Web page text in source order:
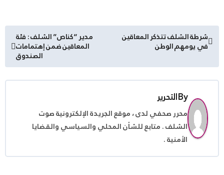
تصفّح
المقالات
شرطة الشلف تتذكر المعاقين
في يومهم الوطن
مدير “كناص” الشلف : فئة
المعاقين ضمن إهتمامات
الصندوق
Byالتحرير
محرر صحفي لدى ، موقع الجريدة الإلكترونية صوت
الشلف . متابع للشأن المحلي والسياسي والقضايا
الأمنية .